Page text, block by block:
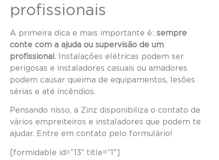
profissionais
A primeira dica e mais importante é: sempre
conte com a ajuda ou supervisão de um
profissional . Instalações elétricas podem ser
perigosas e instaladores casuais ou amadores
podem causar queima de equipamentos, lesões
sérias e até incêndios.
Pensando nisso, a Zinz disponibiliza o contato de
vários empreiteiros e instaladores que podem te
ajudar. Entre em contato pelo formulário!
[formidable id=”13″ title=”1″]